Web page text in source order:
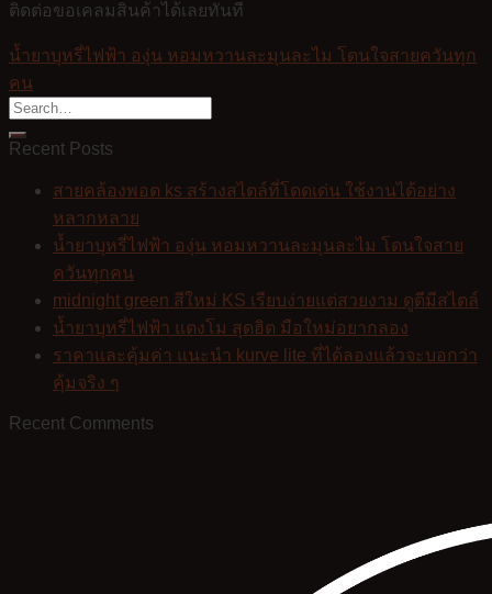
ติดต่อขอเคลมสินค้าได้เลยทันที
น้ำยาบุหรี่ไฟฟ้า องุ่น หอมหวานละมุนละไม โดนใจสายควันทุก
คน
Recent Posts
สายคล้องพอต ks สร้างสไตล์ที่โดดเด่น ใช้งานได้อย่าง
หลากหลาย
น้ำยาบุหรี่ไฟฟ้า องุ่น หอมหวานละมุนละไม โดนใจสาย
ควันทุกคน
midnight green สีใหม่ KS เรียบง่ายแต่สวยงาม ดูดีมีสไตล์
น้ำยาบุหรี่ไฟฟ้า แตงโม สุดฮิต มือใหม่อยากลอง
ราคาและคุ้มค่า แนะนำ kurve lite ที่ได้ลองแล้วจะบอกว่า
คุ้มจริง ๆ
Recent Comments